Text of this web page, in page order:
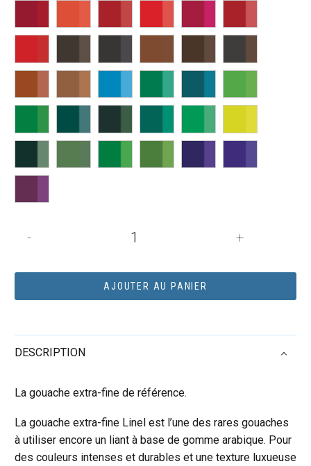
-
gouache
Linel
extra-
-
carminée
(Série
1)
+
AJOUTER AU PANIER
DESCRIPTION
La gouache extra-fine de référence.
La gouache extra-fine Linel est l’une des rares gouaches
à utiliser encore un liant à base de gomme arabique. Pour
des couleurs intenses et durables et une texture luxueuse